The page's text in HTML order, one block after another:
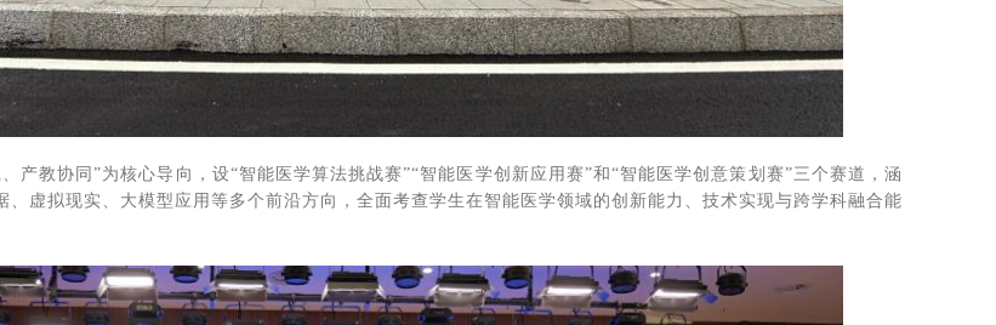
产教协同”为核心导向，设“智能医学算法挑战赛”“智能医学创新应用赛”和“智能医学创意策划赛”三个赛道，涵
、虚拟现实、大模型应用等多个前沿方向，全面考查学生在智能医学领域的创新能力、技术实现与跨学科融合能